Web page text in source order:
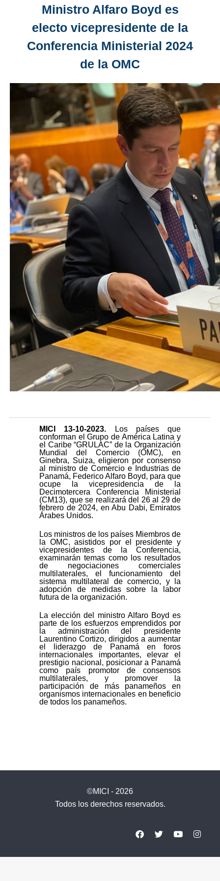
Ministro Alfaro Boyd es
electo vicepresidente de la
Conferencia Ministerial 2024
de la OMC
MICI 13-10-2023.
Los países que
conforman el Grupo de América Latina y
el Caribe “GRULAC” de la Organización
Mundial del Comercio (OMC), en
Ginebra, Suiza, eligieron por consenso
al ministro de Comercio e Industrias de
Panamá, Federico Alfaro Boyd, para que
ocupe la vicepresidencia de la
Decimotercera Conferencia Ministerial
(CM13), que se realizará del 26 al 29 de
febrero de 2024, en Abu Dabi, Emiratos
Árabes Unidos.
Los ministros de los países Miembros de
la OMC, asistidos por el presidente y
vicepresidentes de la Conferencia,
examinarán temas como los resultados
de negociaciones comerciales
multilaterales, el funcionamiento del
sistema multilateral de comercio, y la
adopción de medidas sobre la labor
futura de la organización.
La elección del ministro Alfaro Boyd es
parte de los esfuerzos emprendidos por
la administración del presidente
Laurentino Cortizo, dirigidos a aumentar
el liderazgo de Panamá en foros
internacionales importantes, elevar el
prestigio nacional, posicionar a Panamá
como país promotor de consensos
multilaterales, y promover la
participación de más panameños en
organismos internacionales en beneficio
de todos los panameños.
©MICI - 2026
Todos los derechos reservados.